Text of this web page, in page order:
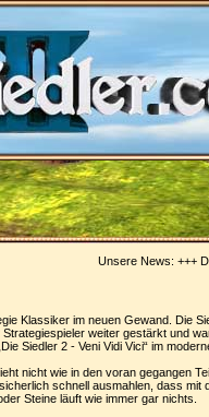
Unsere News: +++Die
Klassiker im neuen Gewand. Die
weiter gestärkt und
Siedler 2 - Veni Vidi Vici“ im
nicht wie in den voran gegangen
schnell ausmahlen, dass mit
Steine läuft wie immer gar nichts.